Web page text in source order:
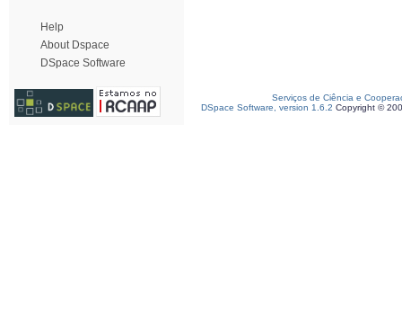
Help
About Dspace
DSpace Software
Serviços de Ciência e
DSpace Software, version 1.6.2 Copyright ©